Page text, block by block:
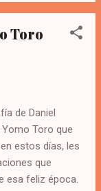
canciones y
Montuno trae la
originales. En
la información
Comprita,
Alegre. Como
Toro
de Daniel
Toro que
estos días, les
que
esa feliz época.